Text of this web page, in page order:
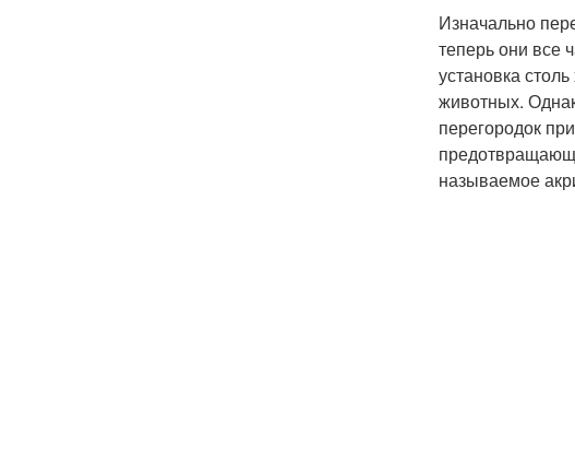
Изначально
теперь они все
установка
животных.
перегородок
называемое